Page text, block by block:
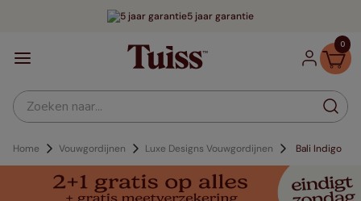
5 jaar garantie
0
Zoeken naar...
Home Vouwgordijnen Luxe Designs Vouwgordijnen Bali Indigo